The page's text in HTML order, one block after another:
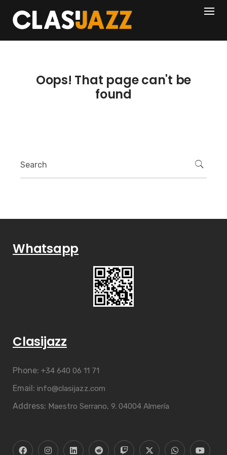
content
404
Oops! That page can't be
found
Whatsapp
Clasijazz
Phone: +34 640 06 11 71
Email: info@clasijazz.com
Address: Maestro Serrano, 9. 04004 Almería